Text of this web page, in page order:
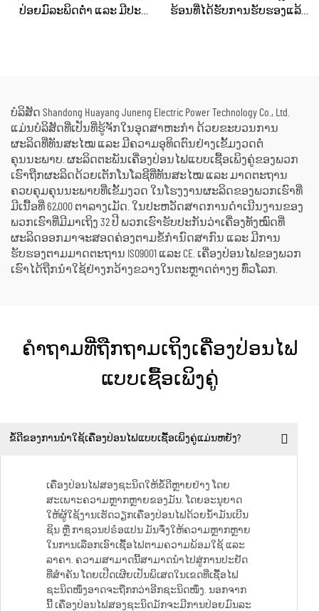
ປ່ອຍມົລະພິດຕ່ຳ ແລະ ມີປະ
ຮ້ອນທີ່ໄດ້ຮັບການຮັບຮອງແລ້ວ
ບໍລິສັດ Shandong Huayang Juneng Electric Power Technology Co., Ltd.
ແມ່ນບໍລິສັດທີ່ເປັນທີ່ຮູ້ຈັກໃນອຸດສາຫະກຳ ດ້ວຍຂະບວນການ
ຜະລິດທີ່ທັນສະໄໝ ແລະ ມີຄວາມອຸທິດຕົນຢ່າງເຂັ້ມງວດຕໍ່
ຄຸນນະພາບ. ຜະລິດຕະພັນເຄື່ອງປ່ອນໄຟແບບເຊື້ອເພິງຄູ່ຂອງພວກ
ເຮົາຖືກຜະລິດດ້ວຍເຕັກໂນໂລຊີທີ່ທັນສະໄໝ ແລະ ມາດຕະຖານ
ຄວບຄຸມຄຸນນະພາບທີ່ເຂັ້ມງວດ ໃນໂຮງງານຜະລິດຂອງພວກເຮົາທີ່
ມີເນື້ອທີ່ 62,000 ຕາລາງເມັດ. ໃນປະຫວັດສາດການດຳເນີນງານຂອງ
ພວກເຮົາທີ່ມີມາເຖິງ 32 ປີ ພວກເຮົາຮັບປະກັນວ່າເຄື່ອງທັງໝົດທີ່
ຜະລິດອອກມາຈະສອດຄ່ອງຕາມຂໍ້ກຳນົດສາກົນ ແລະ ມີການ
ຮັບຮອງຕາມມາດຕະຖານ ISO9001 ແລະ CE. ເຄື່ອງປ່ອນໄຟຂອງພວກ
ເຮົາໄດ້ຖືກນຳໃຊ້ຢ່າງກວ້າງຂວາງໃນຕະຫຼາດຕ່າງໆ ທົ່ວໂລກ.
ຄຳຖາມທີ່ຖືກຖາມເຖິງເຄື່ອງປ່ອນໄຟ
ແບບເຊື້ອເພິງຄູ່
ຂໍ້ດີຂອງການນຳໃຊ້ເຄື່ອງປ່ອນໄຟແບບເຊື້ອເພິງຄູ່ແມ່ນຫຍັງ?
ເຄື່ອງປ່ອນໄຟສອງຊະນິດໃຫ້ຂໍ້ດີຫຼາຍຢ່າງ ໂດຍ
ສະເພາະຄວາມຫຼາກຫຼາຍຂອງມັນ. ໂດຍອະນຸຍາດ
ໃຫ້ຜູ້ໃຊ້ງານເຮັດວຽກເຄື່ອງປ່ອນໄຟດ້ວຍນ້ຳມັນເບີນ
ຊິນ ຫຼື ກາຊວນປຣ໋ອແປນ ມັນຈຶ່ງໃຫ້ຄວາມຫຼາກຫຼາຍ
ໃນການເລືອກເອົາເຊື້ອໄຟຕາມຄວາມພ້ອມໃຊ້ ແລະ
ລາຄາ. ຄວາມສາມາດນີ້ສາມາດນຳໄປສູ່ການປະຢັດ
ທີ່ສຳຄັນ ໂດຍເປີດເຜີຍເປັນພິເສດໃນເຂດທີ່ເຊື້ອໄຟ
ຊະນິດໜຶ່ງອາດຈະຖືກກວ່າອີກຊະນິດໜຶ່ງ. ນອກຈາກ
ນີ້ ເຄື່ອງປ່ອນໄຟສອງຊະນິດມັກຈະມີການປ່ອຍມົນລະ